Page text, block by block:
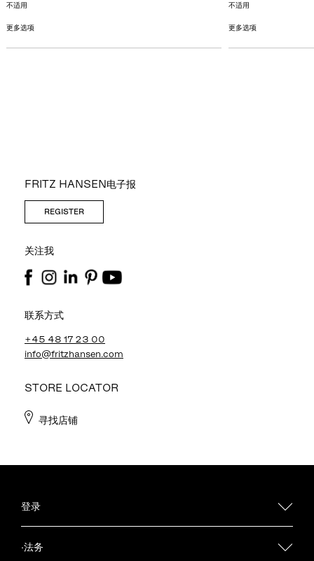
不适用
更多选项
不适用
更多选项
FRITZ HANSEN电子报
REGISTER
关注我
联系方式
+45 48 17 23 00
info@fritzhansen.com
STORE LOCATOR
寻找店铺
登录
·法务